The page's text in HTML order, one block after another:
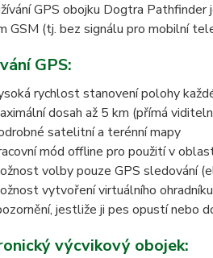
GPS obojku Dogtra
GSM (tj. bez signálu pro mobilní
GPS:
rychlost stanovení polohy
dosah až 5 km (přímá
satelitní a terénní mapy
mód offline pro použití v
volby pouze GPS sledování
vytvoření virtuálního
jestliže ji pes opustí nebo
výcvikový obojek: